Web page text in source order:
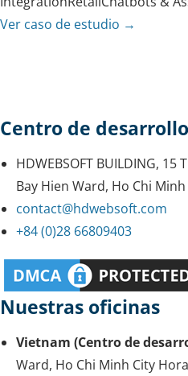
Ver caso de estudio →
Centro de desarrollo
HDWEBSOFT BUILDING, 15
Bay Hien Ward, Ho Chi
contact@hdwebsoft.com
+84 (0)28 66809403
Nuestras oficinas
Vietnam (Centro de
Ward, Ho Chi Minh City